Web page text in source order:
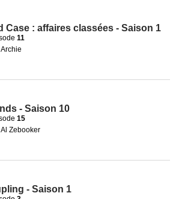
Case : affaires classées - Saison 1
11
- Saison 10
15
Zebooker
- Saison 1